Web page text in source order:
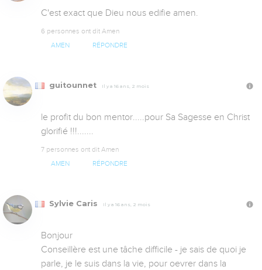
C'est exact que Dieu nous edifie amen.
6 personnes ont dit Amen
AMEN RÉPONDRE
guitounnet Il y a 16 ans, 2 mois
le profit du bon mentor.....pour Sa Sagesse en Christ
glorifié !!!.......
7 personnes ont dit Amen
AMEN RÉPONDRE
Sylvie Caris Il y a 16 ans, 2 mois
Bonjour
Conseillère est une tâche difficile - je sais de quoi je
parle, je le suis dans la vie, pour oevrer dans la